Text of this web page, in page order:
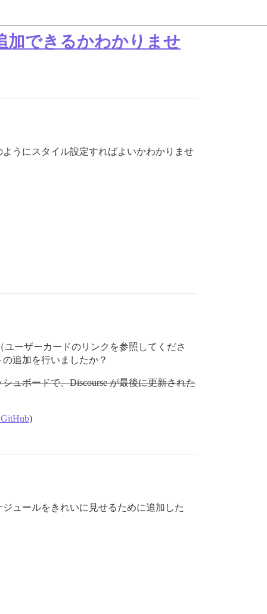
加できるかわかりませ
うにスタイル設定すればよいかわかりませ
ユーザーカードのリンクを参照してくださ
追加を行いましたか？
ュボードで、Discourse が最後に更新された
GitHub)
ュールをきれいに見せるために追加した